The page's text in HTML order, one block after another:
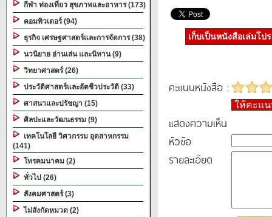
กีฬา ท่องเที่ยว สุขภาพและอาหาร (173)
คอมพิวเตอร์ (94)
ธุรกิจ เศรษฐศาสตร์และการจัดการ (38)
นวนิยาย อ่านเล่น และนิทาน (9)
วิทยาศาสตร์ (26)
ประวัติศาสตร์และอัตชีวประวัติ (33)
ศาสนาและปรัชญา (15)
ศิลปะและวัฒนธรรม (9)
เทคโนโลยี วิศวกรรม อุตสาหกรรม
(141)
โทรคมนาคม (2)
ทั่วไป (26)
สังคมศาสตร์ (3)
ไม่สังกัดหมวด (2)
เก็บเป็นหนังสือเล่มโป
คะแนนหนังสือ :
ให้คะแ
แสดงความเห็น
หัวข้อ
รายละเอียด